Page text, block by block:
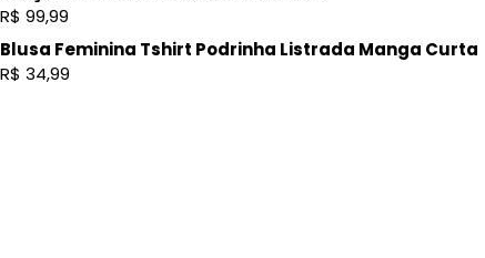
R$ 99,99
Blusa Feminina Tshirt Podrinha Listrada Manga Curta
R$ 34,99